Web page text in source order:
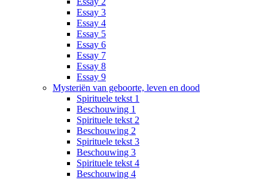
Essay 3
Essay 4
Essay 5
Essay 6
Essay 7
Essay 8
Essay 9
Mysteriën van geboorte, leven en dood
Spirituele tekst 1
Beschouwing 1
Spirituele tekst 2
Beschouwing 2
Spirituele tekst 3
Beschouwing 3
Spirituele tekst 4
Beschouwing 4